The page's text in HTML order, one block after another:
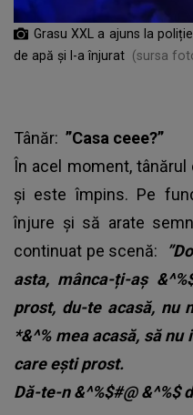
Grasu XXL a ajuns la
de apă și l-a înjurat (sursa
Tânăr: ”Casa ceee?”
În acel moment,
și este împins. Pe
înjure și să arate
continuat pe scenă:
asta, mânca-ți-aș
prost, du-te acasă, nu
*&^% mea acasă, să
care ești prost.
Dă-te-n &^%$#@ &^%$